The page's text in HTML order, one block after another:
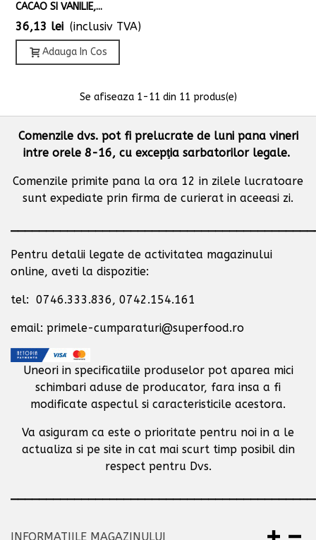
CACAO SI VANILIE,...
36,13 lei (inclusiv TVA)
Adauga In Cos
Se afiseaza 1-11 din 11 produs(e)
Comenzile dvs. pot fi prelucrate de luni pana vineri
intre orele 8-16, cu excepţia sarbatorilor legale.
Comenzile primite pana la ora 12 in zilele lucratoare
sunt expediate prin firma de curierat in aceeasi zi.
Pentru detalii legate de activitatea magazinului
online, aveti la dispozitie:
tel: 0746.333.836, 0742.154.161
email: primele-cumparaturi@superfood.ro
Uneori in specificatiile produselor pot aparea mici
schimbari aduse de producator, fara insa a fi
modificate aspectul si caracteristicile acestora.
Va asiguram ca este o prioritate pentru noi in a le
actualiza si pe site in cat mai scurt timp posibil din
respect pentru Dvs.
INFORMATIILE MAGAZINULUI